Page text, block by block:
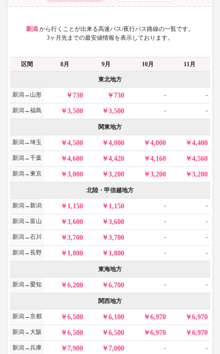
新潟 から行くことが出来る高速バス/夜行バス路線の一覧です。
3ヶ月先までの最安値情報を表示しております。
区間 8月 9月 10月 11月
東北地方
新潟→山形 730 730 - -
新潟→福島 3,500 3,500 - -
関東地方
新潟→埼玉 4,500 4,000 4,000 4,400
新潟→千葉 4,600 4,420 4,160 4,560
新潟→東京 3,000 3,200 3,200 3,200
北陸・甲信越地方
新潟→新潟 1,150 1,150 - -
新潟→富山 3,600 3,600 - -
新潟→石川 3,700 3,700 - -
新潟→長野 1,800 1,800 - -
東海地方
新潟→愛知 6,200 6,700 - -
関西地方
新潟→京都 6,500 6,100 6,970 6,970
新潟→大阪 6,500 6,500 6,970 6,970
新潟→兵庫 7,900 7,000 - -